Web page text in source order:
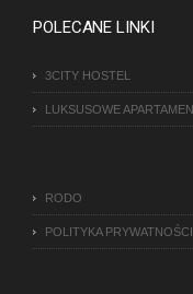
POLECANE LINKI
3CITY HOSTEL
LUKSUSOWE
RODO
POLITYKA PRYWATNOŚCI